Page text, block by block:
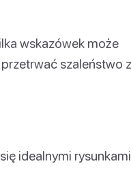
wskazówek może
szaleństwo z
idealnymi